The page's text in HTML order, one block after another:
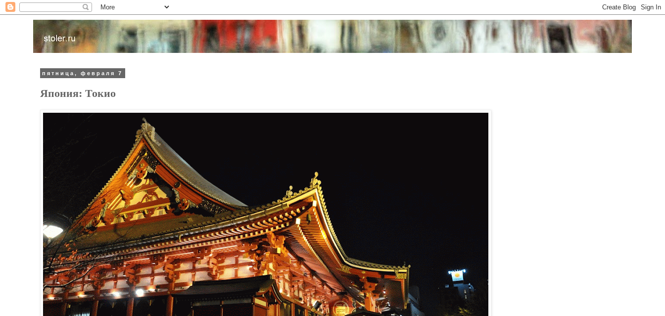
пятница, февраля 7
Япония: Токио